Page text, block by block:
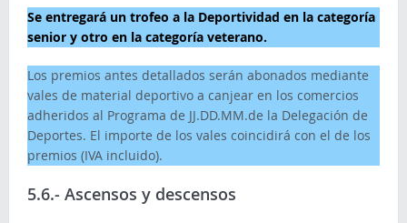
Se entregará un trofeo a la Deportividad en la categoría
senior y otro en la categoría veterano.
Los premios antes detallados serán abonados mediante
vales de material deportivo a canjear en los comercios
adheridos al Programa de JJ.DD.MM.de la Delegación de
Deportes. El importe de los vales coincidirá con el de los
premios (IVA incluido).
5.6.- Ascensos y descensos